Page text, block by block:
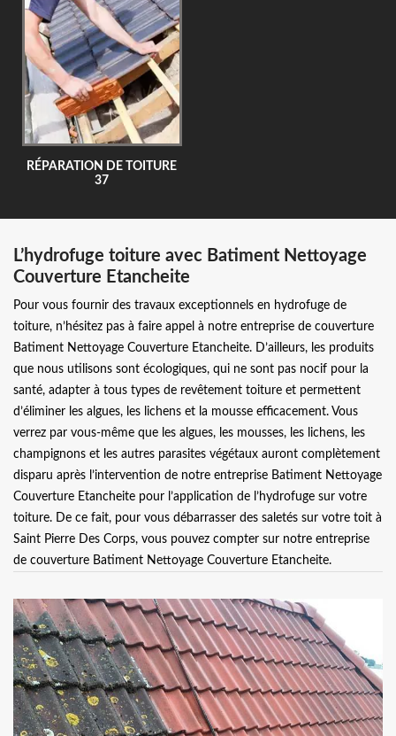
RÉPARATION DE TOITURE
37
L’hydrofuge toiture avec Batiment Nettoyage
Couverture Etancheite
Pour vous fournir des travaux exceptionnels en hydrofuge de
toiture, n’hésitez pas à faire appel à notre entreprise de couverture
Batiment Nettoyage Couverture Etancheite. D’ailleurs, les produits
que nous utilisons sont écologiques, qui ne sont pas nocif pour la
santé, adapter à tous types de revêtement toiture et permettent
d’éliminer les algues, les lichens et la mousse efficacement. Vous
verrez par vous-même que les algues, les mousses, les lichens, les
champignons et les autres parasites végétaux auront complètement
disparu après l’intervention de notre entreprise Batiment Nettoyage
Couverture Etancheite pour l’application de l’hydrofuge sur votre
toiture. De ce fait, pour vous débarrasser des saletés sur votre toit à
Saint Pierre Des Corps, vous pouvez compter sur notre entreprise
de couverture Batiment Nettoyage Couverture Etancheite.